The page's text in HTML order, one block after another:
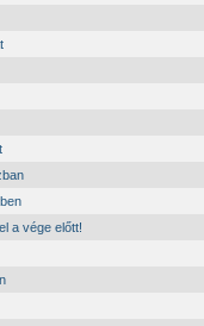
a vége előtt!